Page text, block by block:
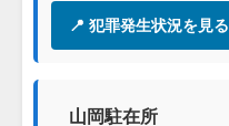
📍 犯罪発生状況を見る
山岡駐在所